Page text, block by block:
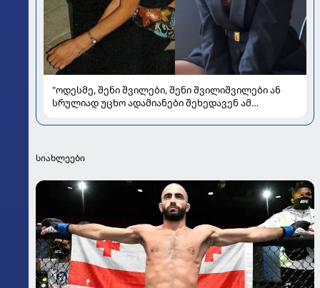
"ოდესმე, შენი შვილები, შენი შვილიშვილები ან
სრულიად უცხო ადამიანები შეხედავენ ამ
ყიფშიძეზე
სიახლეები